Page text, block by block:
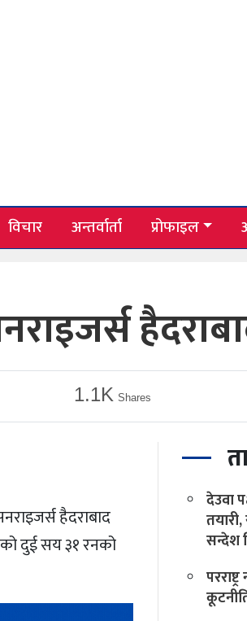
विचार अन्तर्वार्ता प्रोफाइल
1.1K Shares
हैदराबाद
दुई सय ३१ रनको
देउवा
सन्देश